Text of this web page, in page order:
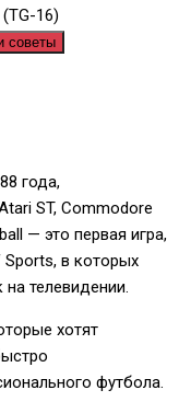
16)
советы
года,
ST, Commodore
— это первая игра,
Sports, в которых
телевидении.
хотят
футбола.